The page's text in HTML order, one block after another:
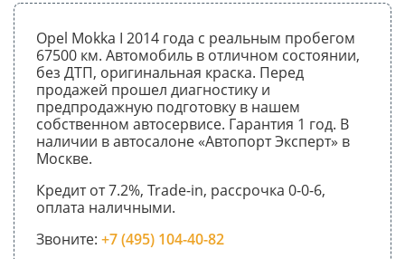
Opel Mokka I 2014 года с реальным пробегом
67500 км. Автомобиль в отличном состоянии,
без ДТП, оригинальная краска. Перед
продажей прошел диагностику и
предпродажную подготовку в нашем
собственном автосервисе. Гарантия 1 год. В
наличии в автосалоне «Автопорт Эксперт» в
Москве.
Кредит от 7.2%, Trade-in, рассрочка 0-0-6,
оплата наличными.
Звоните: +7 (495) 104-40-82